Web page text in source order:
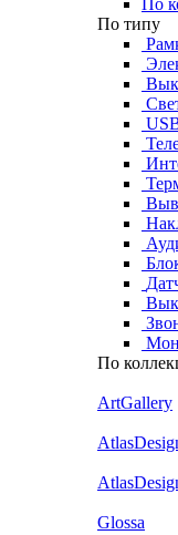
По
По типу
По
ArtGallery
Glossa